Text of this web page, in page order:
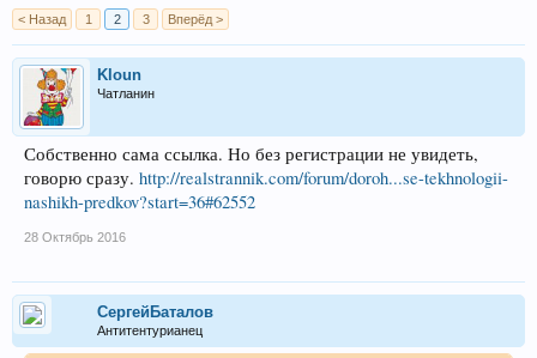
< Назад 1 2 3 Вперёд >
Kloun
Чатланин
Собственно сама ссылка. Но без регистрации не увидеть,
говорю сразу. http://realstrannik.com/forum/doroh...se-tekhnologii-
nashikh-predkov?start=36#62552
28 Октябрь 2016
СергейБаталов
Антитентурианец